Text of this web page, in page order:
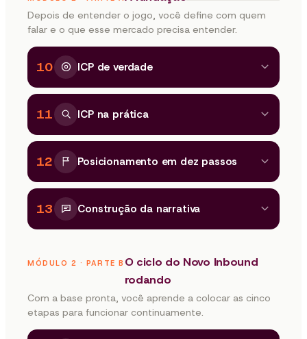
Depois de entender o jogo, você define com quem
falar e o que esse mercado precisa entender.
10 ICP de verdade
11 ICP na prática
12 Posicionamento em dez passos
13 Construção da narrativa
MÓDULO 2 · PARTE B O ciclo do Novo Inbound
rodando
Com a base pronta, você aprende a colocar as cinco
etapas para funcionar continuamente.